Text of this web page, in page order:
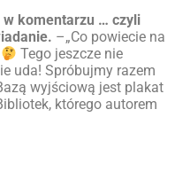
w komentarzu … czyli
–„Co powiecie na
Tego jeszcze nie
uda! Spróbujmy razem
wyjściową jest plakat
którego autorem